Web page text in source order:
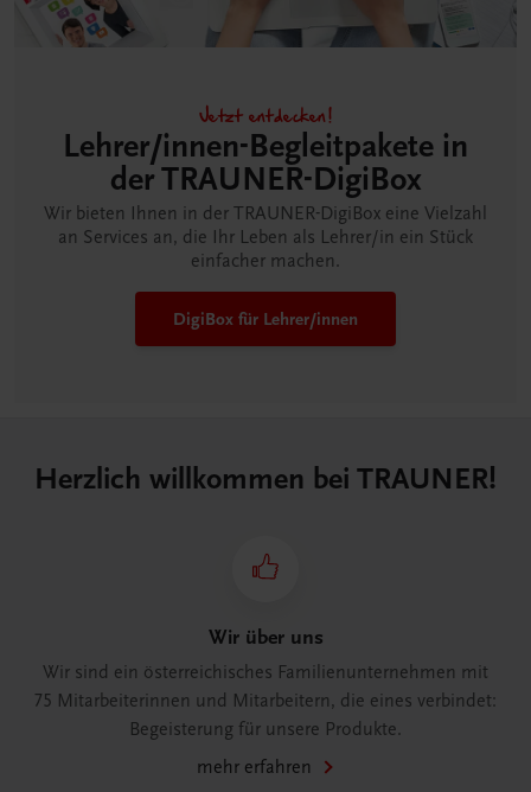
Jetzt entdecken!
Lehrer/innen-Begleitpakete in
der TRAUNER-DigiBox
Wir bieten Ihnen in der TRAUNER-DigiBox eine Vielzahl
an Services an, die Ihr Leben als Lehrer/in ein Stück
einfacher machen.
DigiBox für Lehrer/innen
Herzlich willkommen bei TRAUNER!
Wir über uns
Wir sind ein österreichisches Familienunternehmen mit
75 Mitarbeiterinnen und Mitarbeitern, die eines verbindet:
Begeisterung für unsere Produkte.
mehr erfahren